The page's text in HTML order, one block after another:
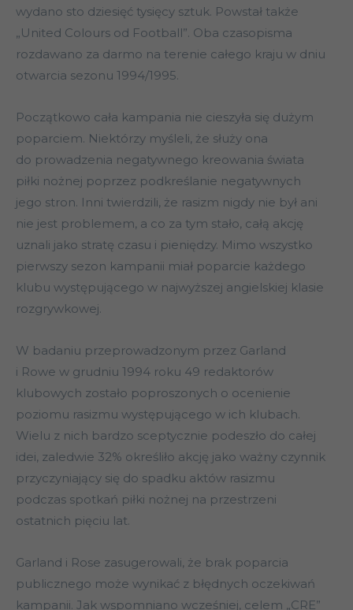
wydano sto dziesięć tysięcy sztuk. Powstał także
„United Colours od Football”. Oba czasopisma
rozdawano za darmo na terenie całego kraju w dniu
otwarcia sezonu 1994/1995.
Początkowo cała kampania nie cieszyła się dużym
poparciem. Niektórzy myśleli, że służy ona
do prowadzenia negatywnego kreowania świata
piłki nożnej poprzez podkreślanie negatywnych
jego stron. Inni twierdzili, że rasizm nigdy nie był ani
nie jest problemem, a co za tym stało, całą akcję
uznali jako stratę czasu i pieniędzy. Mimo wszystko
pierwszy sezon kampanii miał poparcie każdego
klubu występującego w najwyższej angielskiej klasie
rozgrywkowej.
W badaniu przeprowadzonym przez Garland
i Rowe w grudniu 1994 roku 49 redaktorów
klubowych zostało poproszonych o ocenienie
poziomu rasizmu występującego w ich klubach.
Wielu z nich bardzo sceptycznie podeszło do całej
idei, zaledwie 32% określiło akcję jako ważny czynnik
przyczyniający się do spadku aktów rasizmu
podczas spotkań piłki nożnej na przestrzeni
ostatnich pięciu lat.
Garland i Rose zasugerowali, że brak poparcia
publicznego może wynikać z błędnych oczekiwań
kampanii. Jak wspomniano wcześniej, celem „CRE”